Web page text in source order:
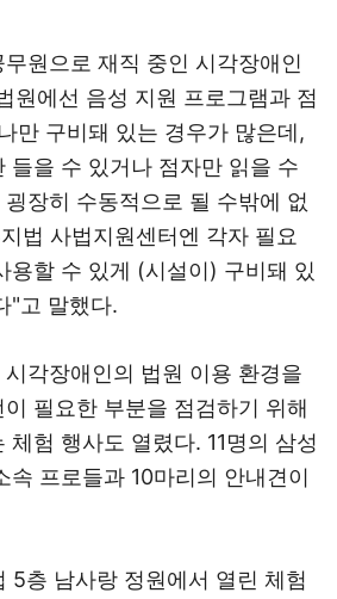
원으로 재직 중인 시각장애인
원에선 음성 지원 프로그램과 점
만 구비돼 있는 경우가 많은데,
들을 수 있거나 점자만 읽을 수
장히 수동적으로 될 수밖에 없
법 사법지원센터엔 각자 필요
용할 수 있게 (시설이) 구비돼 있
"고 말했다.
각장애인의 법원 이용 환경을
필요한 부분을 점검하기 위해
체험 행사도 열렸다. 11명의 삼성
속 프로들과 10마리의 안내견이
5층 남사랑 정원에서 열린 체험